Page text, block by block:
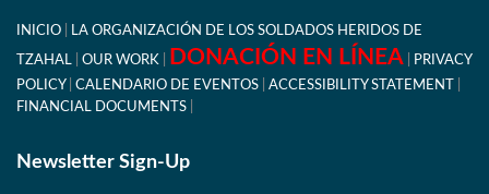
INICIO
LA ORGANIZACIÓN DE LOS SOLDADOS HERIDOS DE
TZAHAL
OUR WORK DONACIÓN EN LÍNEA
PRIVACY
POLICY
CALENDARIO DE EVENTOS
ACCESSIBILITY STATEMENT
FINANCIAL DOCUMENTS
Newsletter Sign-Up